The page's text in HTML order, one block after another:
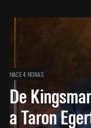
HACE 4 HORAS
De
a Taron